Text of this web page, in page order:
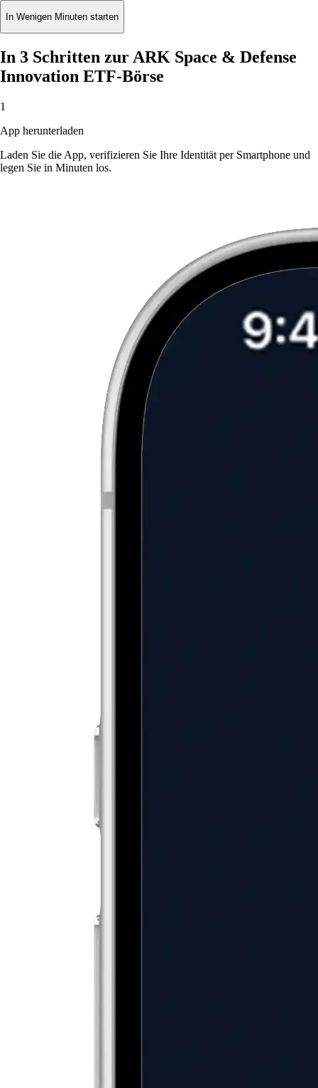
In Wenigen Minuten starten
In 3 Schritten zur ARK Space & Defense
Innovation ETF-Börse
1
App herunterladen
Laden Sie die App, verifizieren Sie Ihre Identität per Smartphone und
legen Sie in Minuten los.